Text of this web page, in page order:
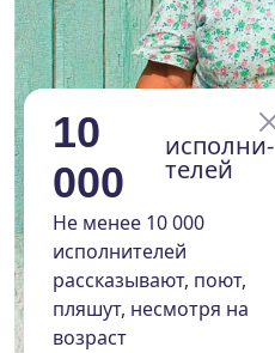
10
000
исполни-
телей
Не менее 10 000
исполнителей
рассказывают, поют,
пляшут, несмотря на
возраст